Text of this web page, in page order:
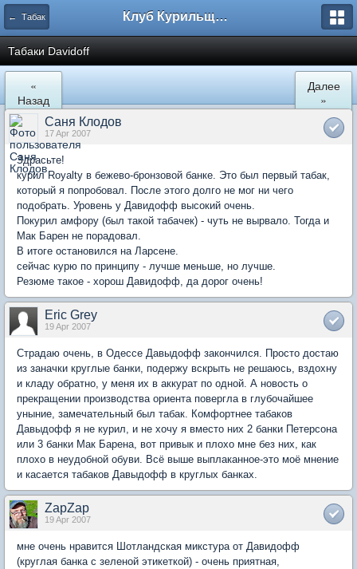
← Табак Клуб Курильщиков Трубки
Табаки Davidoff
«
Назад
Далее
»
Саня Клодов
17 Apr 2007
Здрасьте!
курил Royalty в бежево-бронзовой банке. Это был первый табак,
который я попробовал. После этого долго не мог ни чего
подобрать. Уровень у Давидофф высокий очень.
Покурил амфору (был такой табачек) - чуть не вырвало. Тогда и
Мак Барен не порадовал.
В итоге остановился на Ларсене.
сейчас курю по принципу - лучше меньше, но лучше.
Резюме такое - хорош Давидофф, да дорог очень!
Eric Grey
19 Apr 2007
Страдаю очень, в Одессе Давыдофф закончился. Просто достаю
из заначки круглые банки, подержу вскрыть не решаюсь, вздохну
и кладу обратно, у меня их в аккурат по одной. А новость о
прекращении производства ориента повергла в глубочайшее
уныние, замечательный был табак. Комфортнее табаков
Давыдофф я не курил, и не хочу я вместо них 2 банки Петерсона
или 3 банки Мак Барена, вот привык и плохо мне без них, как
плохо в неудобной обуви. Всё выше выплаканное-это моё мнение
и касается табаков Давыдофф в круглых банках.
ZapZap
19 Apr 2007
мне очень нравится Шотландская микстура от Давидофф
(круглая банка с зеленой этикеткой) - очень приятная,